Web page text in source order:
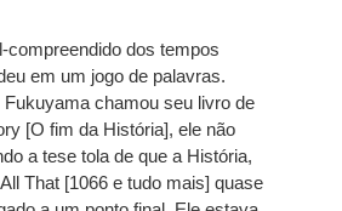
compreendido dos tempos
em um jogo de palavras.
chamou seu livro de
[O fim da História], ele não
a tese tola de que a História,
That[1066 e tudo mais] quase